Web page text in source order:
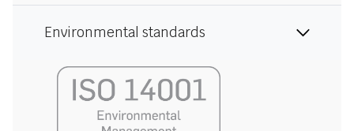
Environmental standards